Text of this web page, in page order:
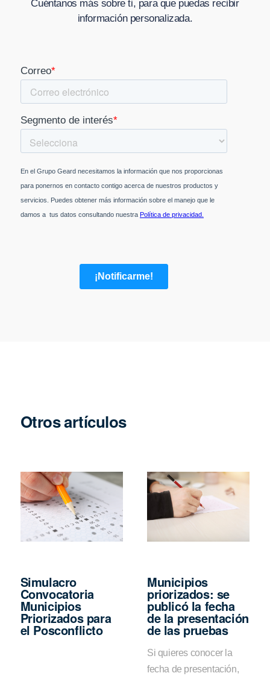
Cuéntanos más sobre ti, para que puedas recibir
información personalizada.
Otros artículos
Simulacro
Convocatoria
Municipios
Priorizados para
el Posconflicto
Municipios
priorizados: se
publicó la fecha
de la presentación
de las pruebas
Si quieres conocer la
fecha de presentación,